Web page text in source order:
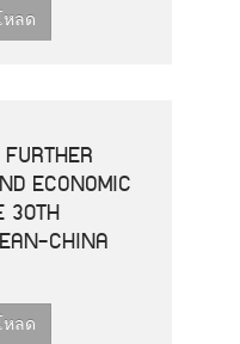
หลด
ECONOMIC
30TH
CHINA
หลด